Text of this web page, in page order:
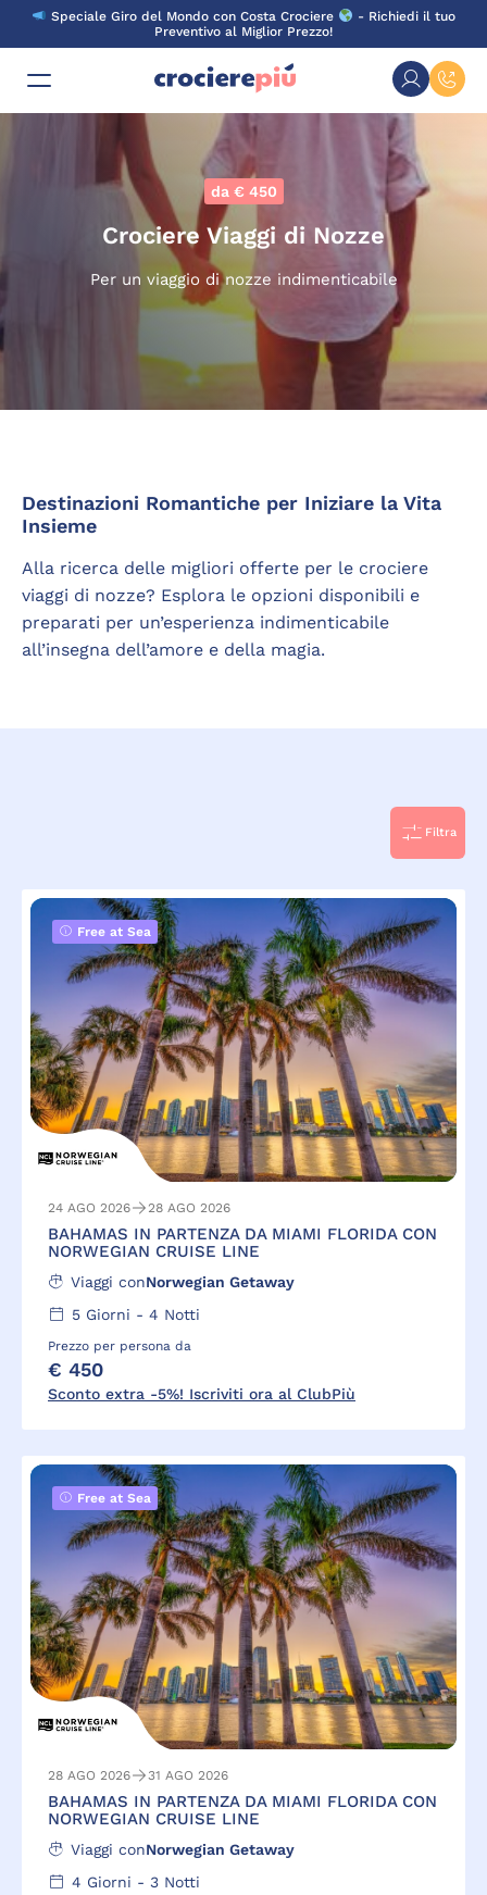
Skip
content
Speciale Giro del Mondo con Costa Crociere
- Richiedi il tuo
Preventivo al Miglior Prezzo!
da € 450
Crociere Viaggi di Nozze
Per un viaggio di nozze indimenticabile
Destinazioni Romantiche per Iniziare la Vita
Insieme
Alla ricerca delle migliori offerte per le crociere
viaggi di nozze? Esplora le opzioni disponibili e
preparati per un’esperienza indimenticabile
all’insegna dell’amore e della magia.
Filtra
Free at Sea
24 AGO 2026 28 AGO 2026
BAHAMAS IN PARTENZA DA MIAMI FLORIDA CON
NORWEGIAN CRUISE LINE
Viaggi conNorwegian Getaway
5Giorni - 4 Notti
Prezzo per persona da
€ 450
Sconto extra -5%! Iscriviti ora al ClubPiù
Free at Sea
28 AGO 2026 31 AGO 2026
BAHAMAS IN PARTENZA DA MIAMI FLORIDA CON
NORWEGIAN CRUISE LINE
Viaggi conNorwegian Getaway
4 Giorni - 3Notti